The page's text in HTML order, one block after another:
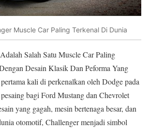
Muscle Car Paling Terkenal Di Dunia
Adalah Salah Satu Muscle Car Paling
Desain Klasik Dan Peforma Yang
kali di perkenalkan oleh Dodge pada
bagi Ford Mustang dan Chevrolet
yang gagah, mesin bertenaga besar, dan
otomotif, Challenger menjadi simbol